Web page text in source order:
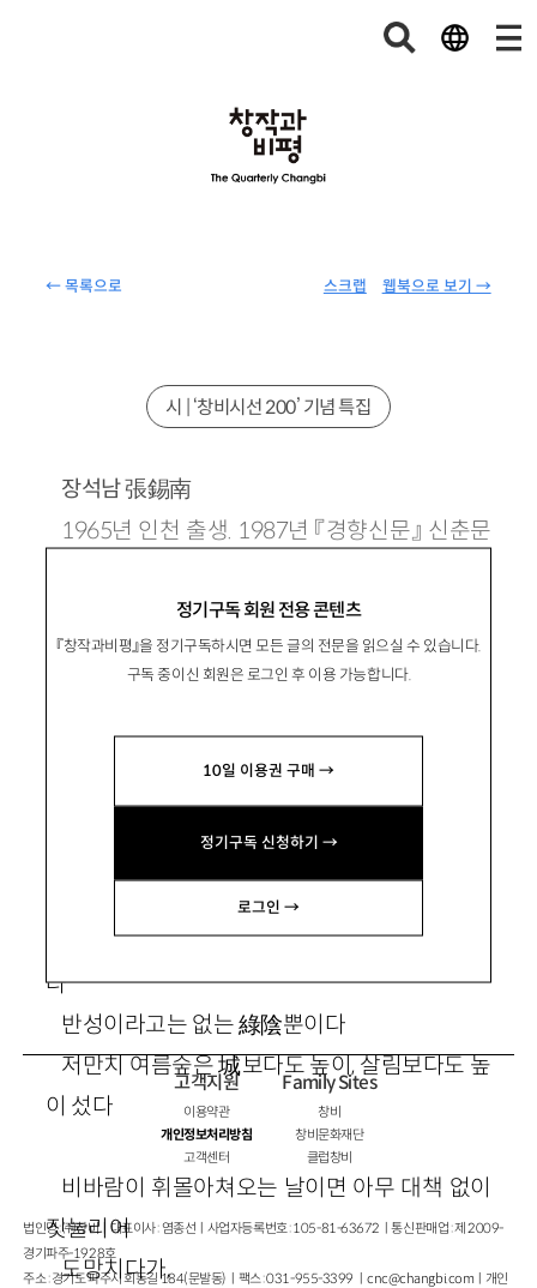
← 목록으로 웹북으로 보기 →
스크랩
정기구독 회원 전용 콘텐츠
『창작과비평』을 정기구독하시면 모든 글의 전문을 읽으실 수 있습니다.
구독 중이신 회원은 로그인 후 이용 가능합니다.
10일 이용권 구매 →
정기구독 신청하기 →
로그인 →
시 | ‘창비시선 200’ 기념 특집
장석남張錫南
1965년 인천 출생. 1987년 『경향신문』 신춘문
여름숲
저만치 여름숲은 무모한 키로서 반성도 없이 섰
다
반성이라고는 없는 綠陰뿐이다
저만치 여름숲은 城보다도 높이, 살림보다도 높
이 섰다
비바람이 휘몰아쳐오는 날이면 아무 대책 없이
짓눌리어
도망치다가,
고객지원
이용약관
개인정보처리방침
고객센터
Family Sites
창비
창비문화재단
클럽창비
법인명 : ㈜창비ㅣ대표이사 : 염종선ㅣ사업자등록번호 : 105-81-63672ㅣ통신판매업 : 제 2009-
경기파주-1928호
주소 : 경기도 파주시 회동길 184(문발동)ㅣ팩스 : 031-955-3399 ㅣcnc@changbi.com ㅣ개인